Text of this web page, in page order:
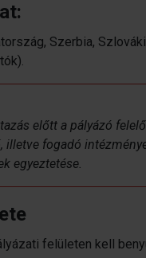
Szerbia,
előtt a pályázó
illetve fogadó
egyeztetése.
felületen kell